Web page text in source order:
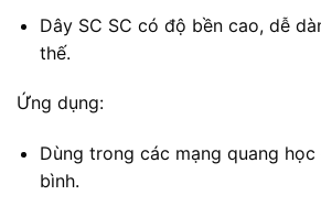
Dây SC SC có độ bền cao, dễ
thế.
Ứng dụng:
Dùng trong các mạng quang
bình.